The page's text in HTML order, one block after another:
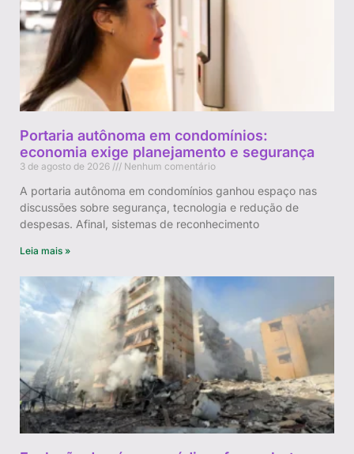
Portaria autônoma em condomínios:
economia exige planejamento e segurança
3 de agosto de 2026 Nenhum comentário
A portaria autônoma em condomínios ganhou espaço nas
discussões sobre segurança, tecnologia e redução de
despesas. Afinal, sistemas de reconhecimento
Leia mais »